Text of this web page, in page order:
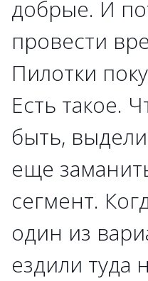
добрые. И
провести
Пилотки
Есть такое.
быть,
еще
сегмент.
один из
ездили туда